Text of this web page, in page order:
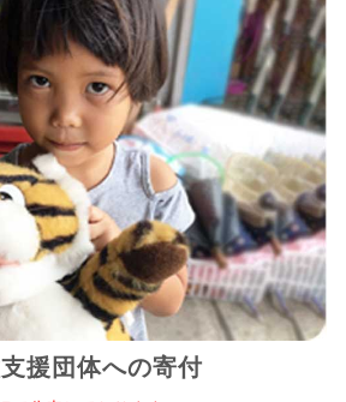
援団体への寄付